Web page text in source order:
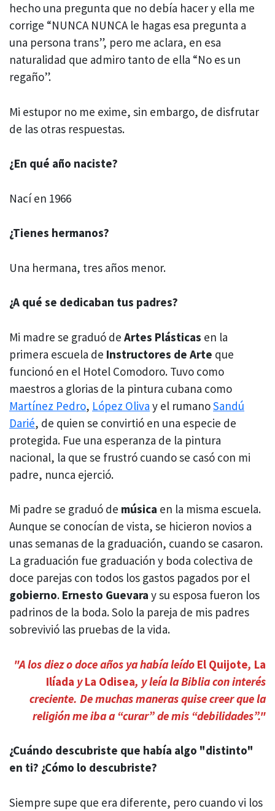
hecho una pregunta que no debía hacer y ella me
corrige “NUNCA NUNCA le hagas esa pregunta a
una persona trans”, pero me aclara, en esa
naturalidad que admiro tanto de ella “No es un
regaño”.
Mi estupor no me exime, sin embargo, de disfrutar
de las otras respuestas.
¿En qué año naciste?
Nací en 1966
¿Tienes hermanos?
Una hermana, tres años menor.
¿A qué se dedicaban tus padres?
Mi madre se graduó de Artes Plásticas en la
primera escuela de Instructores de Arte que
funcionó en el Hotel Comodoro. Tuvo como
maestros a glorias de la pintura cubana como
Martínez Pedro, López Oliva y el rumanoSandú
Darié, de quien se convirtió en una especie de
protegida. Fue una esperanza de la pintura
nacional, la que se frustró cuando se casó con mi
padre, nunca ejerció.
Mi padre se graduó de música en la misma escuela.
Aunque se conocían de vista, se hicieron novios a
unas semanas de la graduación, cuando se casaron.
La graduación fue graduación y boda colectiva de
doce parejas con todos los gastos pagados por el
gobierno. Ernesto Guevara y su esposa fueron los
padrinos de la boda. Solo la pareja de mis padres
sobrevivió las pruebas de la vida.
"A los diez o doce años ya había leído El Quijote, La
Ilíada yLa Odisea, y leía la Biblia con interés
creciente. De muchas maneras quise creer que la
religión me iba a “curar” de mis “debilidades”."
¿Cuándo descubriste que había algo "distinto"
en ti? ¿Cómo lo descubriste?
Siempre supe que era diferente, pero cuando vi los